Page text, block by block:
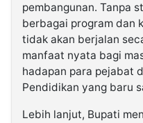
pembangunan. Tanpa
berbagai program dan
tidak akan berjalan
manfaat nyata bagi
hadapan para pejabat
Pendidikan yang baru
Lebih lanjut, Bupati